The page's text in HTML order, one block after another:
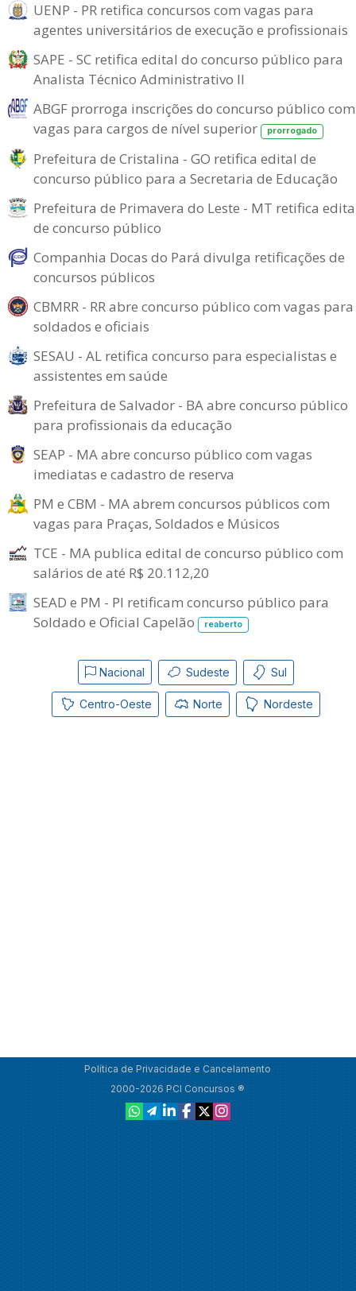
UENP - PR retifica concursos com vagas para
agentes universitários de execução e profissionais
SAPE - SC retifica edital do concurso público para
Analista Técnico Administrativo II
ABGF prorroga inscrições do concurso público com
vagas para cargos de nível superior
prorrogado
Prefeitura de Cristalina - GO retifica edital de
concurso público para a Secretaria de Educação
Prefeitura de Primavera do Leste - MT retifica
de concurso público
Companhia Docas do Pará divulga retificações de
concursos públicos
CBMRR - RR abre concurso público com vagas para
soldados e oficiais
SESAU - AL retifica concurso para especialistas e
assistentes em saúde
Prefeitura de Salvador - BA abre concurso público
para profissionais da educação
SEAP - MA abre concurso público com vagas
imediatas e cadastro de reserva
PM e CBM - MA abrem concursos públicos com
vagas para Praças, Soldados e Músicos
TCE - MA publica edital de concurso público com
salários de até R$ 20.112,20
SEAD e PM - PI retificam concurso público para
Soldado e Oficial Capelão
reaberto
Nacional Sudeste Sul
Centro-Oeste Norte Nordeste
Política de Privacidade e Cancelamento
2000-2026 PCI Concursos ®